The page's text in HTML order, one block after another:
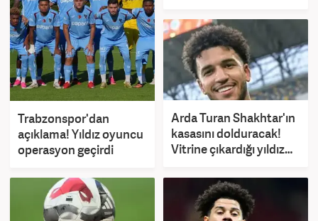
Trabzonspor'dan
açıklama! Yıldız oyuncu
operasyon geçirdi
Arda Turan Shakhtar'ın
kasasını dolduracak!
Vitrine çıkardığı yıldız